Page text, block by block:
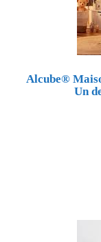
Alcube®
Un